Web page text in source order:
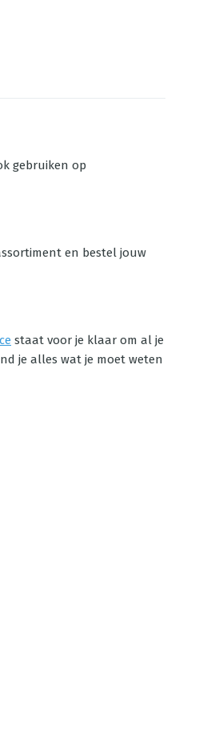
gebruiken op
en bestel jouw
staat voor je klaar om al je
je alles wat je moet weten